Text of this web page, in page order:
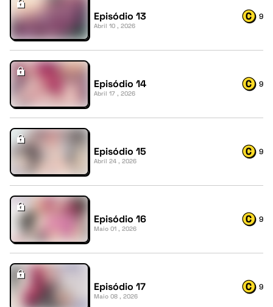
Episódio 13
Abril 10 , 2026
9
Episódio 14
Abril 17 , 2026
9
Episódio 15
Abril 24 , 2026
9
Episódio 16
Maio 01 , 2026
9
Episódio 17
Maio 08 , 2026
9